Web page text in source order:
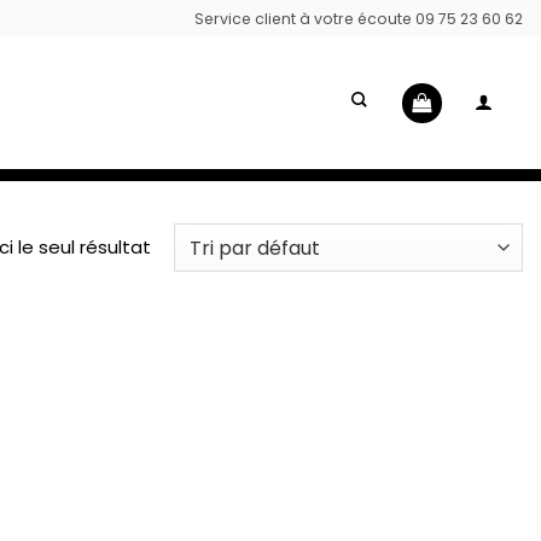
Service client à votre écoute 09 75 23 60 62
le seul résultat